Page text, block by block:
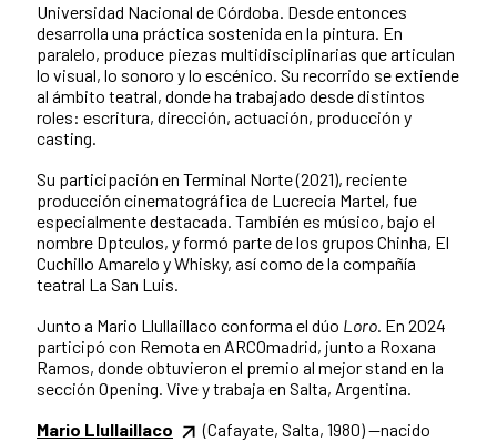
Universidad Nacional de Córdoba. Desde entonces
desarrolla una práctica sostenida en la pintura. En
paralelo, produce piezas multidisciplinarias que articulan
lo visual, lo sonoro y lo escénico. Su recorrido se extiende
al ámbito teatral, donde ha trabajado desde distintos
roles: escritura, dirección, actuación, producción y
casting.
Su participación en Terminal Norte (2021), reciente
producción cinematográfica de Lucrecia Martel, fue
especialmente destacada. También es músico, bajo el
nombre Dptculos, y formó parte de los grupos Chinha, El
Cuchillo Amarelo y Whisky, así como de la compañía
teatral La San Luis.
Junto a Mario Llullaillaco conforma el dúo Loro. En 2024
participó con Remota en ARCOmadrid, junto a Roxana
Ramos, donde obtuvieron el premio al mejor stand en la
sección Opening. Vive y trabaja en Salta, Argentina.
Mario Llullaillaco
(Cafayate, Salta, 1980) —nacido